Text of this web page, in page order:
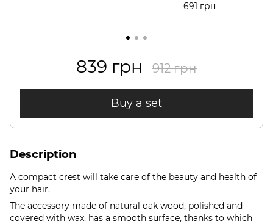
691 грн
839 грн 912 грн
Buy a set
Description
A compact crest will take care of the beauty and health of
your hair.
The accessory made of natural oak wood, polished and
covered with wax, has a smooth surface, thanks to which